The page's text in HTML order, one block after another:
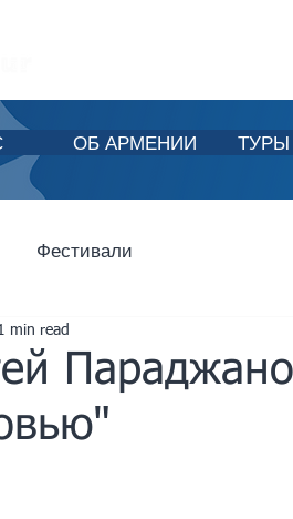
ОБ АРМЕНИИ
Фестивали
min read